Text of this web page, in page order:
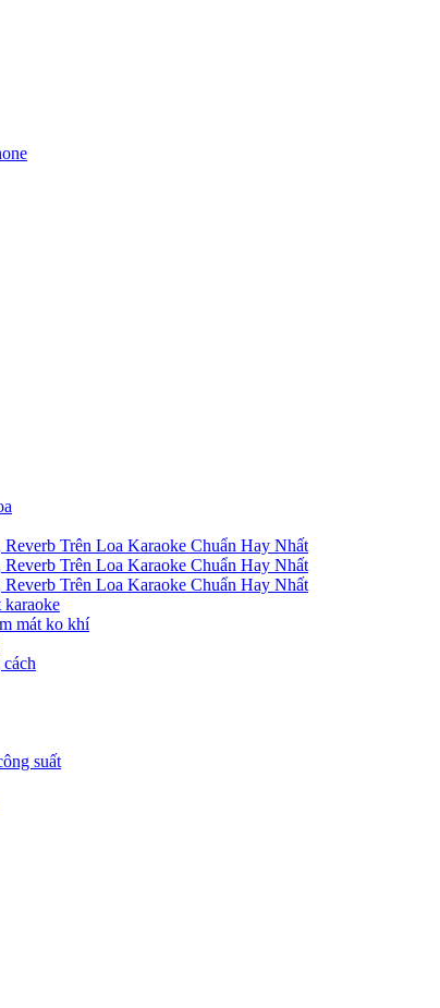
Trên Loa Karaoke Chuẩn Hay Nhất
Trên Loa Karaoke Chuẩn Hay Nhất
Trên Loa Karaoke Chuẩn Hay Nhất
karaoke
mát ko khí
suất